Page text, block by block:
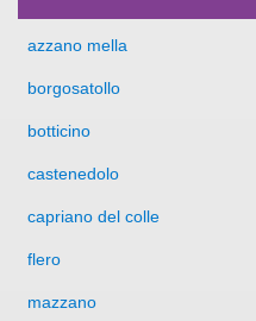
azzano mella
borgosatollo
botticino
castenedolo
capriano del colle
flero
mazzano